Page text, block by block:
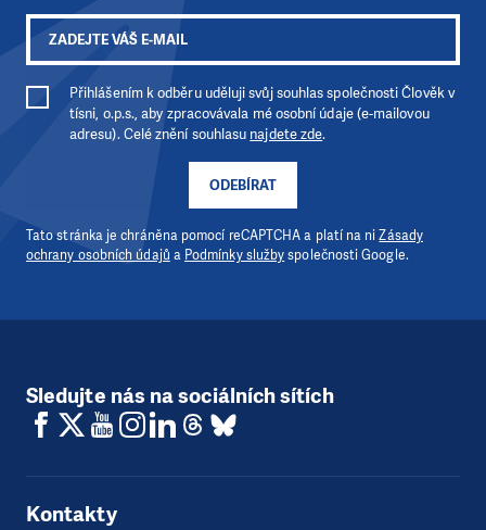
ODEBÍRAT
Přihlášením k odběru uděluji svůj souhlas společnosti Člověk v
tísni, o.p.s., aby zpracovávala mé osobní údaje (e-mailovou
adresu). Celé znění souhlasu najdete zde.
Tato stránka je chráněna pomocí reCAPTCHA a platí na niZásady
ochrany osobních údajů a Podmínky službyspolečnosti Google.
Sledujte nás na sociálních sítích
Kontakty